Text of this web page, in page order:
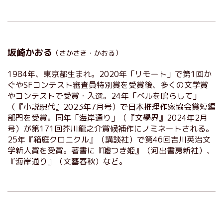
坂崎かおる （さかさき・かおる）
1984年、東京都生まれ。2020年「リモート」で第1回か
ぐやSFコンテスト審査員特別賞を受賞後、多くの文学賞
やコンテストで受賞・入選。24年「ベルを鳴らして」
（『小説現代』2023年7月号）で日本推理作家協会賞短編
部門を受賞。同年「海岸通り」（『文學界』2024年2月
号）が第171回芥川龍之介賞候補作にノミネートされる。
25年『箱庭クロニクル』（講談社）で第46回吉川英治文
学新人賞を受賞。著書に『嘘つき姫』（河出書房新社）、
『海岸通り』（文藝春秋）など。